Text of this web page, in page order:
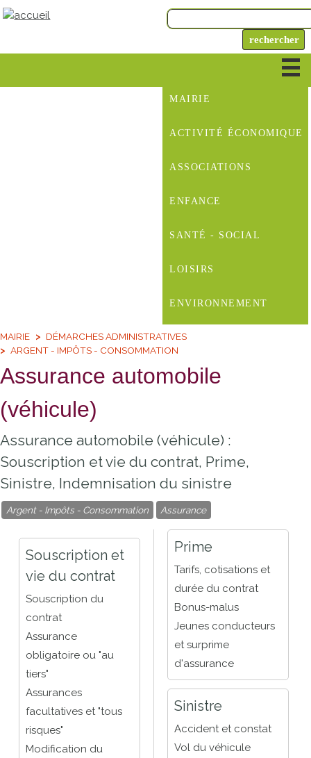
MAIRIE
ACTIVITÉ ÉCONOMIQUE
ASSOCIATIONS
ENFANCE
SANTÉ - SOCIAL
LOISIRS
ENVIRONNEMENT
MAIRIE
DÉMARCHES ADMINISTRATIVES
ARGENT - IMPÔTS - CONSOMMATION
Assurance automobile
(véhicule)
Assurance automobile (véhicule) :
Souscription et vie du contrat, Prime,
Sinistre, Indemnisation du sinistre
Argent - Impôts - Consommation Assurance
Souscription et
vie du contrat
Souscription du
contrat
Assurance
obligatoire ou "au
tiers"
Assurances
facultatives et "tous
risques"
Modification du
Prime
Tarifs, cotisations et
durée du contrat
Bonus-malus
Jeunes conducteurs
et surprime
d'assurance
Sinistre
Accident et constat
Vol du véhicule